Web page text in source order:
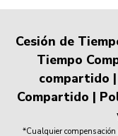
Cesión de
Tiempo
compartido |
Compartido |
*Cualquier